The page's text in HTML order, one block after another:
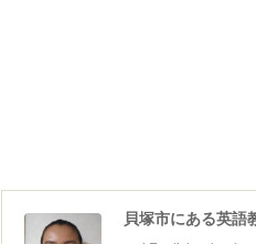
貝塚市にある英